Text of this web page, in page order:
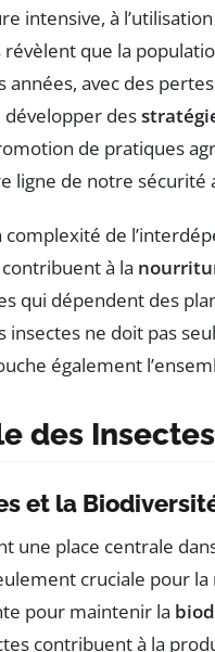
intensive, à
que la
avec des
des
de pratiques
ligne de notre sécurité
de
à la
qui dépendent des
insectes ne doit pas
également
des
et la
une place centrale
cruciale pour
pour maintenir la
contribuent à la